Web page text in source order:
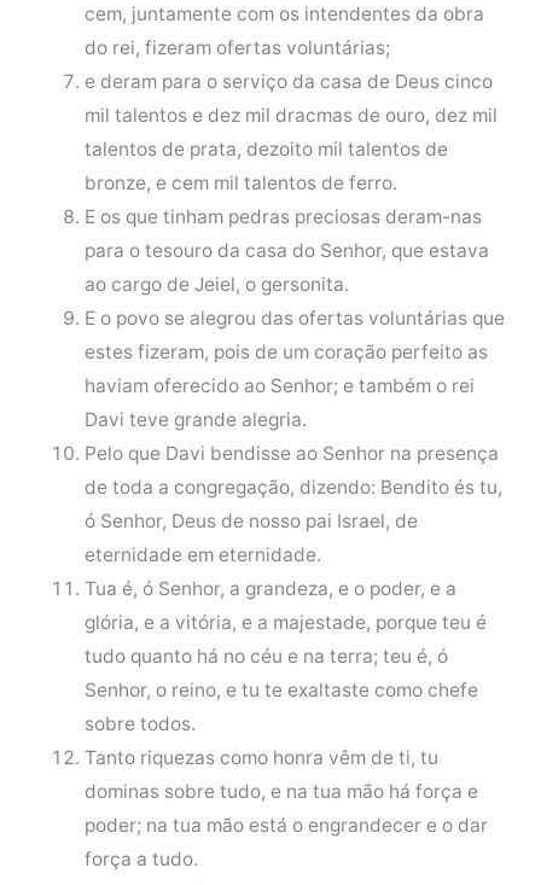
cem, juntamente com os intendentes da obra
do rei, fizeram ofertas voluntárias;
e deram para o serviço da casa de Deus cinco
mil talentos e dez mil dracmas de ouro, dez mil
talentos de prata, dezoito mil talentos de
bronze, e cem mil talentos de ferro.
E os que tinham pedras preciosas deram-nas
para o tesouro da casa do Senhor, que estava
ao cargo de Jeiel, o gersonita.
E o povo se alegrou das ofertas voluntárias que
estes fizeram, pois de um coração perfeito as
haviam oferecido ao Senhor; e também o rei
Davi teve grande alegria.
Pelo que Davi bendisse ao Senhor na presença
de toda a congregação, dizendo: Bendito és tu,
ó Senhor, Deus de nosso pai Israel, de
eternidade em eternidade.
Tua é, ó Senhor, a grandeza, e o poder, e a
glória, e a vitória, e a majestade, porque teu é
tudo quanto há no céu e na terra; teu é, ó
Senhor, o reino, e tu te exaltaste como chefe
sobre todos.
Tanto riquezas como honra vêm de ti, tu
dominas sobre tudo, e na tua mão há força e
poder; na tua mão está o engrandecer e o dar
força a tudo.